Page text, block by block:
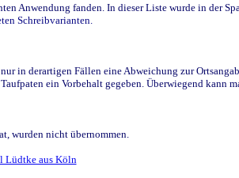
Anwendung fanden. In dieser Liste wurde in der
Schreibvarianten.
in derartigen Fällen eine Abweichung zur
ein Vorbehalt gegeben. Überwiegend kann
wurden nicht übernommen.
Lüdtke aus Köln